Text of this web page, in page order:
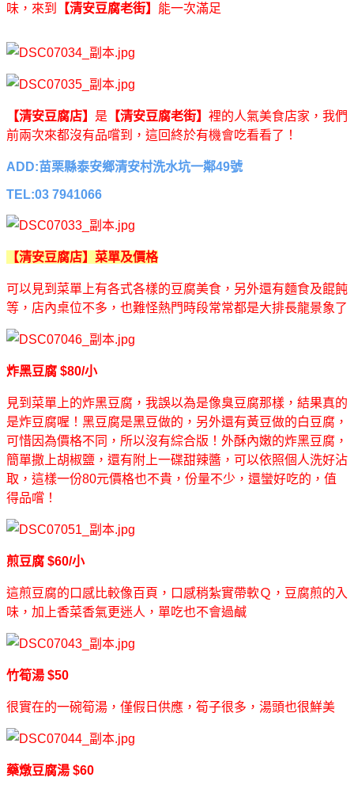
味，來到
【清安豆腐老街】 能一次滿足
【清安豆腐店】 是 【清安豆腐老街】 裡的人氣美食店家，我們
前兩次來都沒有品嚐到，這回終於有機會吃看看了！
ADD:苗栗縣泰安鄉清安村洗水坑一鄰49號
TEL:03 7941066
【清安豆腐店】菜單及價格
可以見到菜單上有各式各樣的豆腐美食，另外還有麵食及餛飩
等，店內桌位不多，也難怪熱門時段常常都是大排長龍景象了
炸黑豆腐 $80/小
見到菜單上的炸黑豆腐，我誤以為是像臭豆腐那樣，結果真的
是炸豆腐喔！黑豆腐是黑豆做的，另外還有黃豆做的白豆腐，
可惜因為價格不同，所以沒有綜合版！外酥內嫩的炸黑豆腐，
簡單撒上胡椒鹽，還有附上一碟甜辣醬，可以依照個人洗好沾
取，這樣一份80元價格也不貴，份量不少，還蠻好吃的，值
得品嚐！
煎豆腐 $60/小
這煎豆腐的口感比較像百頁，口感稍紮實帶軟Ｑ，豆腐煎的入
味，加上香菜香氣更迷人，單吃也不會過鹹
竹筍湯 $50
很實在的一碗筍湯，僅假日供應，筍子很多，湯頭也很鮮美
藥燉豆腐湯 $60